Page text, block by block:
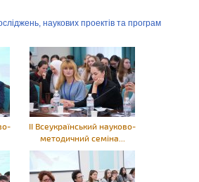
наукових проектів та програм
ІІ Всеукраїнський науково-
методичний семіна...